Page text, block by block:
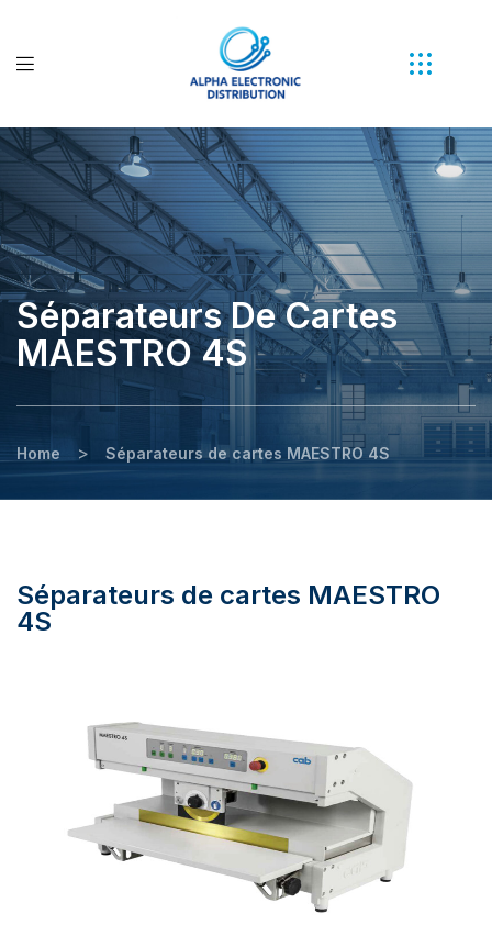
Séparateurs De Cartes
MAESTRO 4S
Home > Séparateurs de cartes MAESTRO 4S
Séparateurs de cartes MAESTRO
4S